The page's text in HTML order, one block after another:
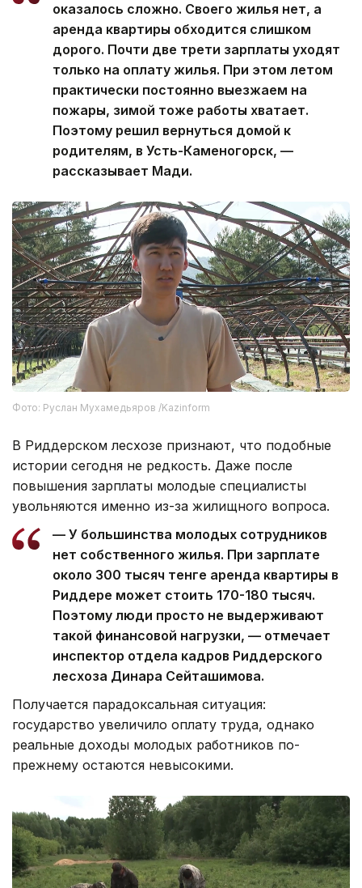
оказалось сложно. Своего жилья нет, а
аренда квартиры обходится слишком
дорого. Почти две трети зарплаты уходят
только на оплату жилья. При этом летом
практически постоянно выезжаем на
пожары, зимой тоже работы хватает.
Поэтому решил вернуться домой к
родителям, в Усть-Каменогорск, —
рассказывает Мади.
Фото: Руслан Мухамедьяров /Kazinform
В Риддерском лесхозе признают, что подобные
истории сегодня не редкость. Даже после
повышения зарплаты молодые специалисты
увольняются именно из-за жилищного вопроса.
— У большинства молодых сотрудников
нет собственного жилья. При зарплате
около 300 тысяч тенге аренда квартиры в
Риддере может стоить 170-180 тысяч.
Поэтому люди просто не выдерживают
такой финансовой нагрузки, — отмечает
инспектор отдела кадров Риддерского
лесхоза Динара Сейташимова.
Получается парадоксальная ситуация:
государство увеличило оплату труда, однако
реальные доходы молодых работников по-
прежнему остаются невысокими.